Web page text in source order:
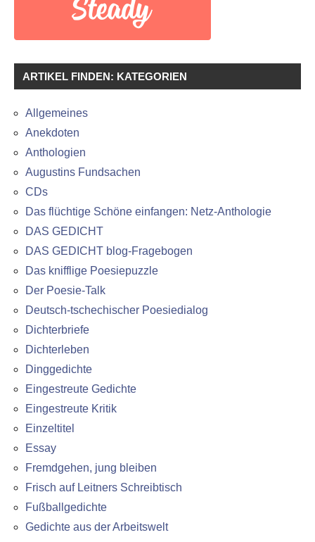
ARTIKEL FINDEN: KATEGORIEN
Allgemeines
Anekdoten
Anthologien
Augustins Fundsachen
CDs
Das flüchtige Schöne einfangen: Netz-Anthologie
DAS GEDICHT
DAS GEDICHT blog-Fragebogen
Das knifflige Poesiepuzzle
Der Poesie-Talk
Deutsch-tschechischer Poesiedialog
Dichterbriefe
Dichterleben
Dinggedichte
Eingestreute Gedichte
Eingestreute Kritik
Einzeltitel
Essay
Fremdgehen, jung bleiben
Frisch auf Leitners Schreibtisch
Fußballgedichte
Gedichte aus der Arbeitswelt